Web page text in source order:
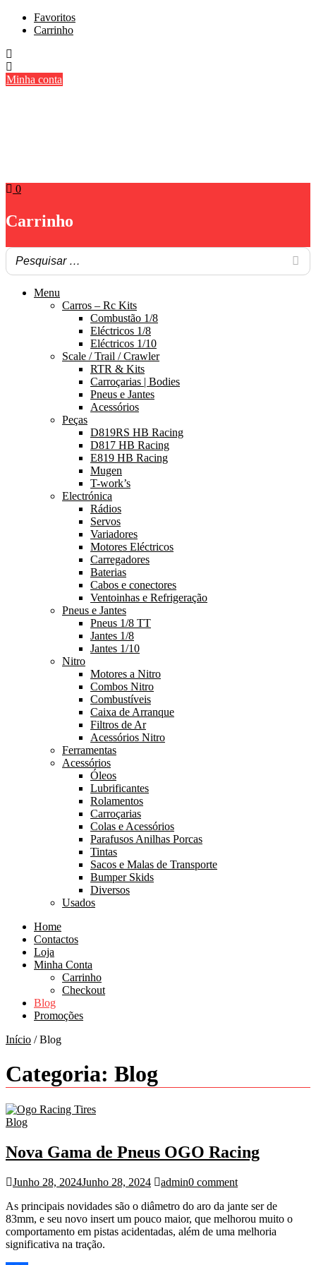
Skip
Favoritos
Carrinho
Minha conta
0
Carrinho
Menu
Carros – Rc Kits
Combustão 1/8
Eléctricos 1/8
Eléctricos 1/10
Scale / Trail / Crawler
RTR & Kits
Carroçarias | Bodies
Pneus e Jantes
Acessórios
Peças
D819RS HB Racing
D817 HB Racing
E819 HB Racing
Mugen
T-work’s
Electrónica
Rádios
Servos
Variadores
Motores Eléctricos
Carregadores
Baterias
Cabos e conectores
Ventoinhas e Refrigeração
Pneus e Jantes
Pneus 1/8 TT
Jantes 1/8
Jantes 1/10
Nitro
Motores a Nitro
Combos Nitro
Combustíveis
Caixa de Arranque
Filtros de Ar
Acessórios Nitro
Ferramentas
Acessórios
Óleos
Lubrificantes
Rolamentos
Carroçarias
Colas e Acessórios
Parafusos Anilhas Porcas
Tintas
Sacos e Malas de Transporte
Bumper Skids
Diversos
Usados
Home
Contactos
Loja
Minha Conta
Carrinho
Checkout
Blog
Promoções
Início / Blog
Categoria: Blog
Blog
Nova Gama de Pneus OGO Racing
Junho 28, 2024Junho 28, 2024 admin0 comment
As principais novidades são o diâmetro do aro da jante ser de
83mm, e seu novo insert um pouco maior, que melhorou muito o
comportamento em pistas acidentadas, além de uma melhoria
significativa na tração.